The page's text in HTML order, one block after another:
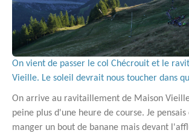
On vient de passer le col Chécrouit et le
Vieille. Le soleil devrait nous toucher dans
On arrive au ravitaillement de Maison
peine plus d'une heure de course. Je
manger un bout de banane mais devant